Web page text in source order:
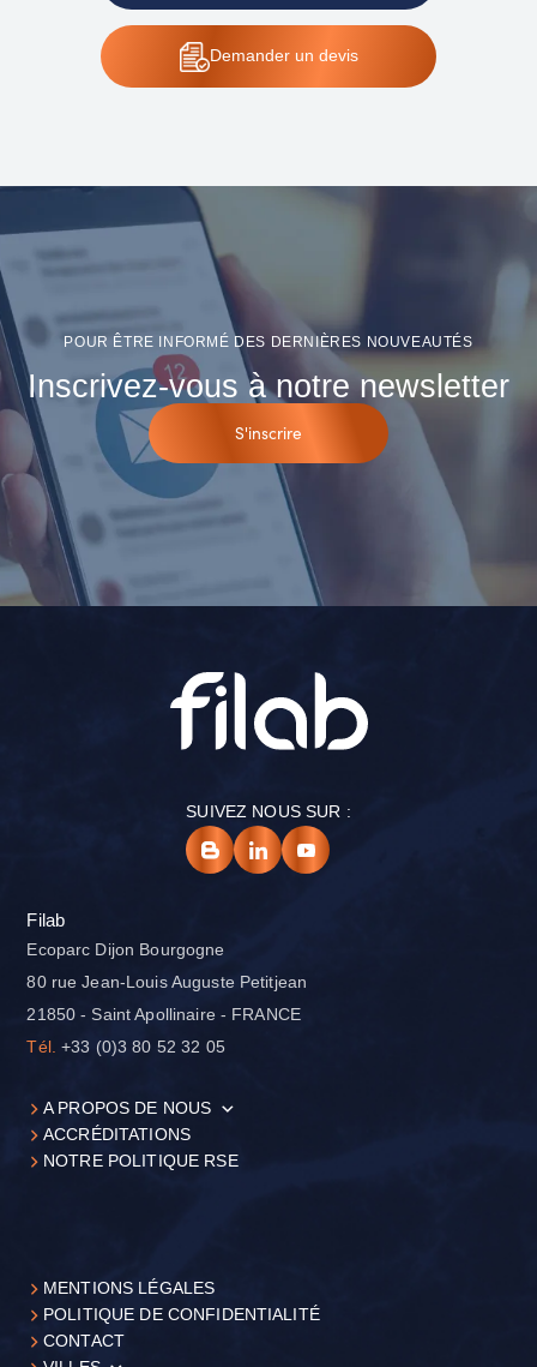
Demanderun devis
POUR ÊTRE INFORMÉ DES DERNIÈRES NOUVEAUTÉS
Inscrivez-vous à notre newsletter
S'inscrire
SUIVEZ NOUS SUR :
Filab
Ecoparc Dijon Bourgogne
80 rue Jean-Louis Auguste Petitjean
21850 - Saint Apollinaire - FRANCE
Tél. +33 (0)3 80 52 32 05
A PROPOS DE NOUS
ACCRÉDITATIONS
NOTRE POLITIQUE RSE
MENTIONS LÉGALES
POLITIQUE DE CONFIDENTIALITÉ
CONTACT